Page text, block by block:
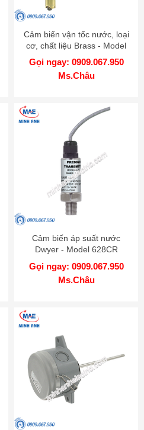
Cảm biến vận tốc nước, loại
cơ, chất liệu Brass - Model
PFT
Gọi ngay: 0909.067.950
Ms.Châu
Cảm biến áp suất nước
Dwyer - Model 628CR
Gọi ngay: 0909.067.950
Ms.Châu